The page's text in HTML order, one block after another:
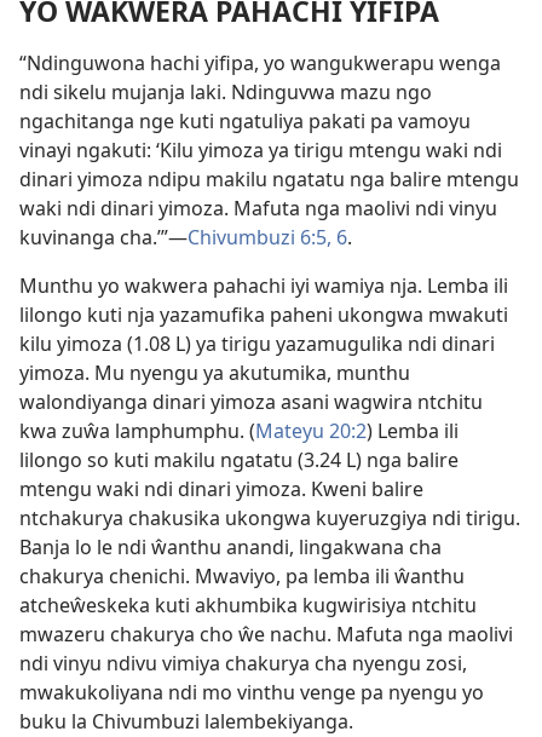
YO WAKWERA PAHACHI YIFIPA
“Ndinguwona hachi yifipa, yo wangukwerapu wenga
ndi sikelu mujanja laki. Ndinguvwa mazu ngo
ngachitanga nge kuti ngatuliya pakati pa vamoyu
vinayi ngakuti: ‘Kilu yimoza ya tirigu mtengu waki ndi
dinari yimoza ndipu makilu ngatatu nga balire mtengu
waki ndi dinari yimoza. Mafuta nga maolivi ndi vinyu
kuvinanga cha.’”—Chivumbuzi 6:5, 6.
Munthu yo wakwera pahachi iyi wamiya nja. Lemba ili
lilongo kuti nja yazamufika paheni ukongwa mwakuti
kilu yimoza (1.08 L) ya tirigu yazamugulika ndi dinari
yimoza. Mu nyengu ya akutumika, munthu
walondiyanga dinari yimoza asani wagwira ntchitu
kwa zuŵa lamphumphu. (Mateyu 20:2) Lemba ili
lilongo so kuti makilu ngatatu (3.24 L) nga balire
mtengu waki ndi dinari yimoza. Kweni balire
ntchakurya chakusika ukongwa kuyeruzgiya ndi tirigu.
Banja lo le ndi ŵanthu anandi, lingakwana cha
chakurya chenichi. Mwaviyo, pa lemba ili ŵanthu
atcheŵeskeka kuti akhumbika kugwirisiya ntchitu
mwazeru chakurya cho ŵe nachu. Mafuta nga maolivi
ndi vinyu ndivu vimiya chakurya cha nyengu zosi,
mwakukoliyana ndi mo vinthu venge pa nyengu yo
buku la Chivumbuzi lalembekiyanga.